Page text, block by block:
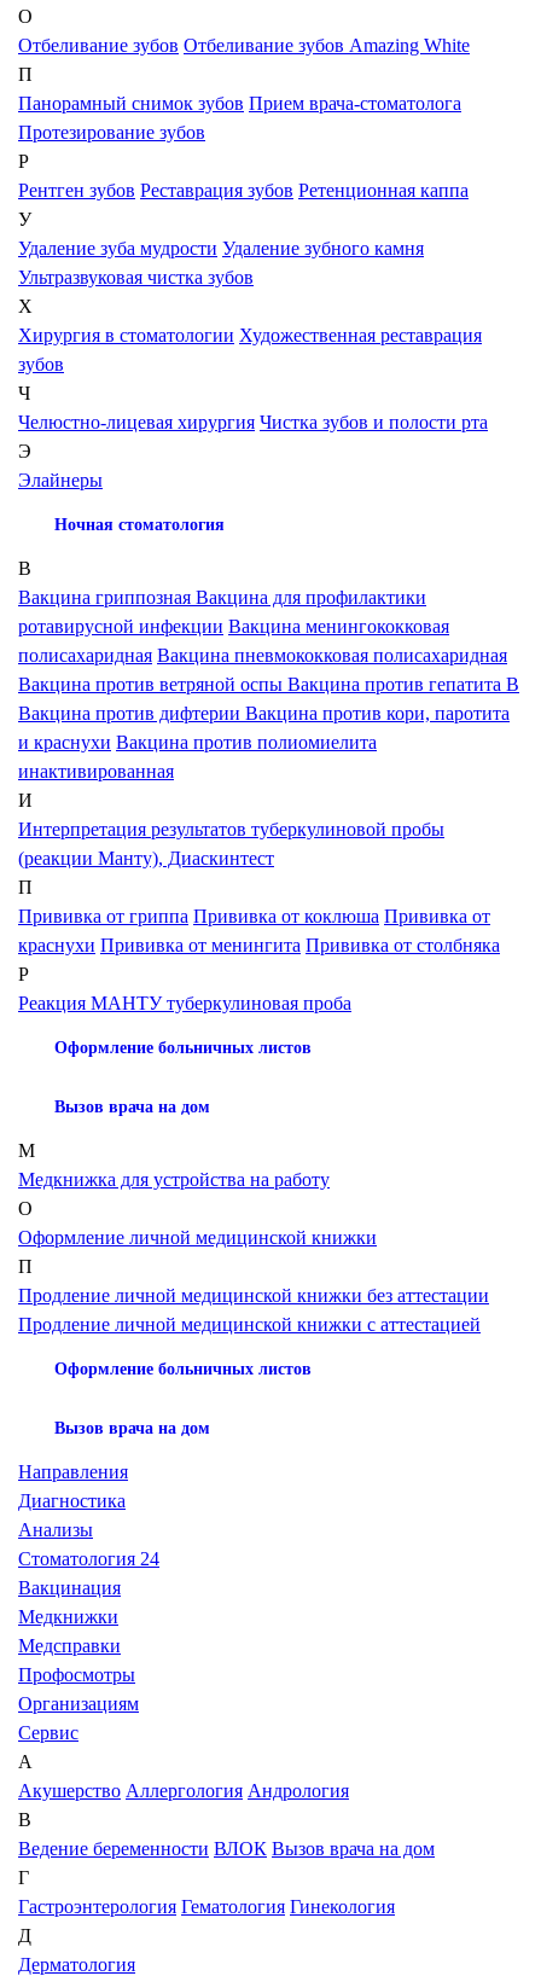
О
Отбеливание зубов Отбеливание зубов Amazing White
П
Панорамный снимок зубов Прием врача-стоматолога
Протезирование зубов
Р
Рентген зубов Реставрация зубов Ретенционная каппа
У
Удаление зуба мудрости Удаление зубного камня
Ультразвуковая чистка зубов
Х
Хирургия в стоматологии Художественная реставрация
зубов
Ч
Челюстно-лицевая хирургия Чистка зубов и полости рта
Э
Элайнеры
Ночная стоматология
В
Вакцина гриппозная Вакцина для профилактики
ротавирусной инфекции Вакцина менингококковая
полисахаридная Вакцина пневмококковая полисахаридная
Вакцина против ветряной оспы Вакцина против гепатита В
Вакцина против дифтерии Вакцина против кори, паротита
и краснухи Вакцина против полиомиелита
инактивированная
И
Интерпретация результатов туберкулиновой пробы
(реакции Манту), Диаскинтест
П
Прививка от гриппа Прививка от коклюша Прививка от
краснухи Прививка от менингита Прививка от столбняка
Р
Реакция МАНТУ туберкулиновая проба
Оформление больничных листов
Вызов врача на дом
М
Медкнижка для устройства на работу
О
Оформление личной медицинской книжки
П
Продление личной медицинской книжки без аттестации
Продление личной медицинской книжки с аттестацией
Оформление больничных листов
Вызов врача на дом
Направления
Диагностика
Анализы
Стоматология 24
Вакцинация
Медкнижки
Медсправки
Профосмотры
Организациям
Сервис
А
Акушерство Аллергология Андрология
В
Ведение беременности ВЛОК Вызов врача на дом
Г
Гастроэнтерология Гематология Гинекология
Д
Дерматология